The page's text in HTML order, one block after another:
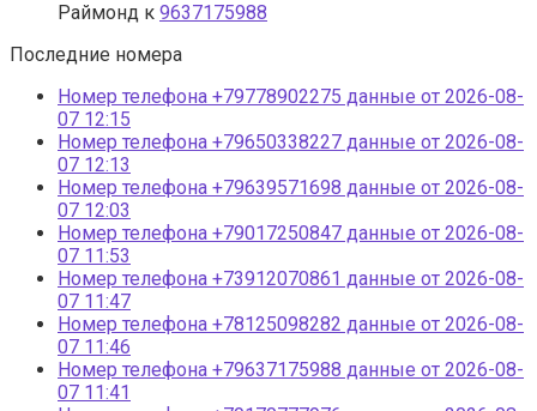
Раймонд к 9637175988
Последние номера
Номер телефона +79778902275 данные от 2026-08-
07 12:15
Номер телефона +79650338227 данные от 2026-08-
07 12:13
Номер телефона +79639571698 данные от 2026-08-
07 12:03
Номер телефона +79017250847 данные от 2026-08-
07 11:53
Номер телефона +73912070861 данные от 2026-08-
07 11:47
Номер телефона +78125098282 данные от 2026-08-
07 11:46
Номер телефона +79637175988 данные от 2026-08-
07 11:41